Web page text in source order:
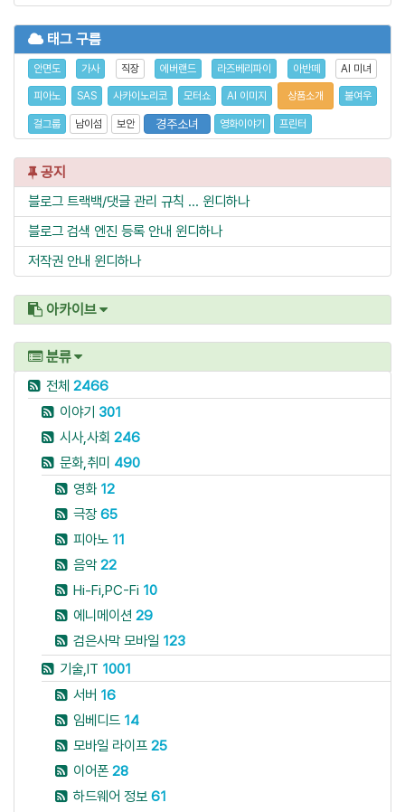
태그 구름
안면도 가사 직장 에버랜드 라즈베리파이 아반떼 AI 미녀
피아노 SAS 사카이노리코 모터쇼 AI 이미지 상품소개 불여우
걸그룹 남이섬 보안 경주소녀 영화이야기 프린터
공지
블로그 트랙백/댓글 관리 규칙 ... 윈디하나
블로그 검색 엔진 등록 안내 윈디하나
저작권 안내 윈디하나
아카이브
분류
전체 2466
이야기 301
시사,사회 246
문화,취미 490
영화 12
극장65
피아노 11
음악22
Hi-Fi,PC-Fi 10
에니메이션 29
검은사막 모바일 123
기술,IT 1001
서버 16
임베디드 14
모바일 라이프 25
이어폰 28
하드웨어 정보 61